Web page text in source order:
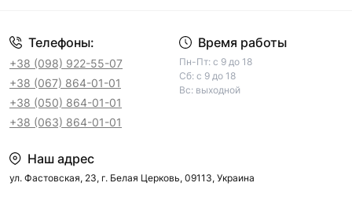
Телефоны:
+38 (098) 922-55-07
+38 (067) 864-01-01
+38 (050) 864-01-01
+38 (063) 864-01-01
Время работы
Пн-Пт: с 9 до 18
Сб: с 9 до 18
Вс: выходной
Наш адрес
ул. Фастовская, 23, г. Белая Церковь, 09113, Украина